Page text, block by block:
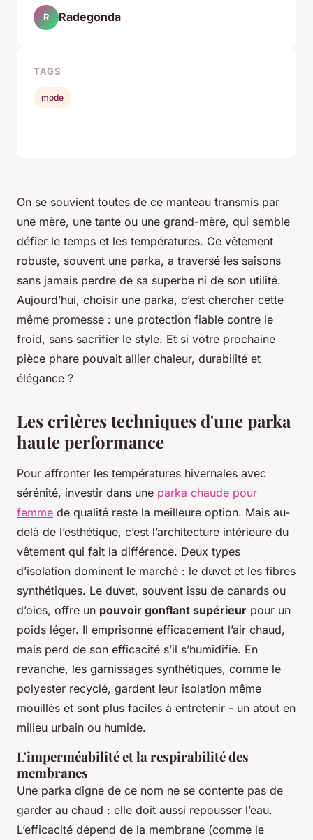
On se souvient toutes de ce manteau transmis par
une mère, une tante ou une grand-mère, qui semble
défier le temps et les températures. Ce vêtement
robuste, souvent une parka, a traversé les saisons
sans jamais perdre de sa superbe ni de son utilité.
Aujourd’hui, choisir une parka, c’est chercher cette
même promesse : une protection fiable contre le
froid, sans sacrifier le style. Et si votre prochaine
pièce phare pouvait allier chaleur, durabilité et
élégance ?
Les critères techniques d'une parka
haute performance
Pour affronter les températures hivernales avec
sérénité, investir dans une parka chaude pour
femme de qualité reste la meilleure option. Mais au-
delà de l’esthétique, c’est l’architecture intérieure du
vêtement qui fait la différence. Deux types
d’isolation dominent le marché : le duvet et les fibres
synthétiques. Le duvet, souvent issu de canards ou
d’oies, offre un pouvoir gonflant supérieur pour un
poids léger. Il emprisonne efficacement l’air chaud,
mais perd de son efficacité s’il s’humidifie. En
revanche, les garnissages synthétiques, comme le
polyester recyclé, gardent leur isolation même
mouillés et sont plus faciles à entretenir - un atout en
milieu urbain ou humide.
L'imperméabilité et la respirabilité des
membranes
Une parka digne de ce nom ne se contente pas de
garder au chaud : elle doit aussi repousser l’eau.
L’efficacité dépend de la membrane (comme le
R Radegonda
TAGS
mode